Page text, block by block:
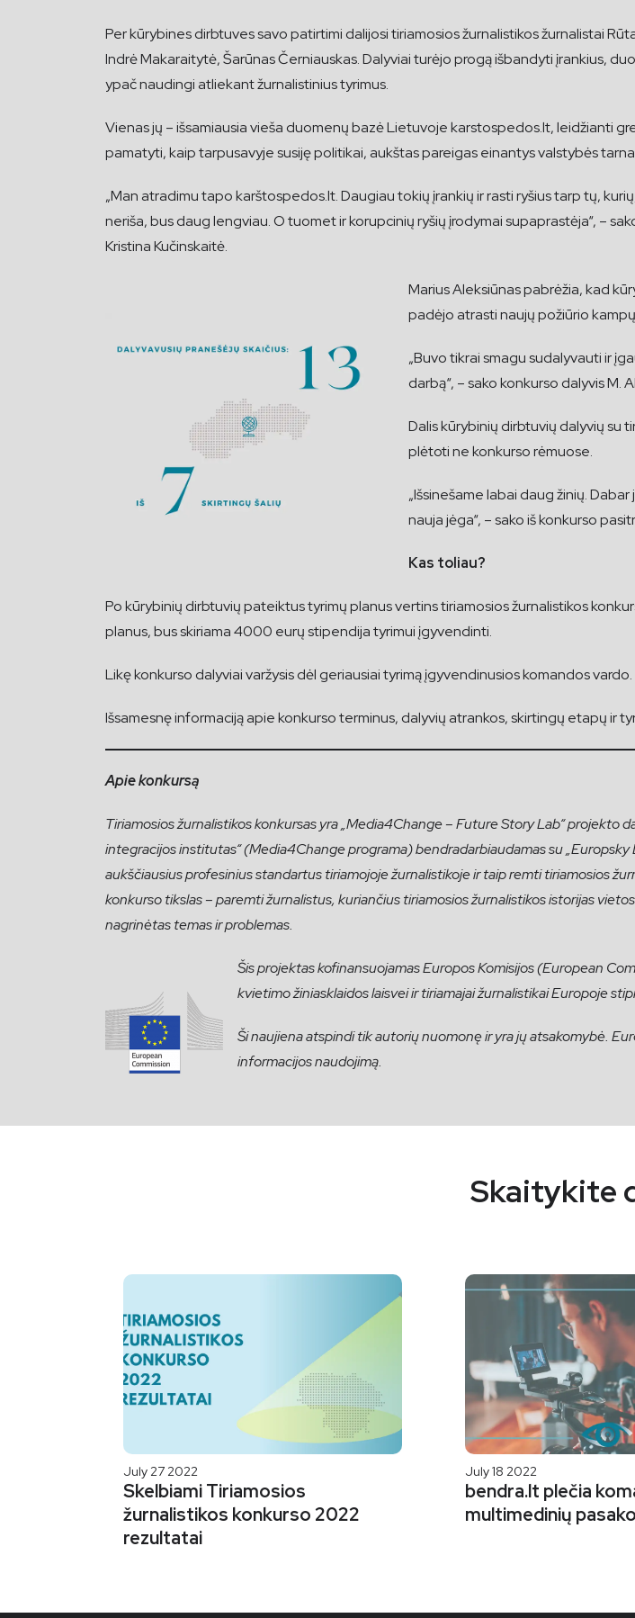
Per kūrybines dirbtuves savo patirtimi dalijosi tiriamosios žurnalistikos žurnalistai
Indrė Makaraitytė, Šarūnas Černiauskas. Dalyviai turėjo progą išbandyti įrankius,
ypač naudingi atliekant žurnalistinius tyrimus.
Vienas jų – išsamiausia vieša duomenų bazė Lietuvoje karstospedos.lt, leidžianti
pamatyti, kaip tarpusavyje susiję politikai, aukštas pareigas einantys valstybės
„Man atradimu tapo karštospedos.lt. Daugiau tokių įrankių ir rasti ryšius tarp tų,
neriša, bus daug lengviau. O tuomet ir korupcinių ryšių įrodymai supaprastėja“, –
Kristina Kučinskaitė.
Marius Aleksiūnas pabrėžia, kad
padėjo atrasti naujų požiūrio
„Buvo tikrai smagu sudalyvauti ir
darbą“, – sako konkurso dalyvis M.
Dalis kūrybinių dirbtuvių dalyvių su
plėtoti ne konkurso rėmuose.
„Išsinešame labai daug žinių.
nauja jėga“, – sako iš konkurso
Kas toliau?
Po kūrybinių dirbtuvių pateiktus tyrimų planus vertins tiriamosios žurnalistikos
planus, bus skiriama 4000 eurų stipendija tyrimui įgyvendinti.
Likę konkurso dalyviai varžysis dėl geriausiai tyrimą įgyvendinusios komandos
Išsamesnę informaciją apie konkurso terminus, dalyvių atrankos, skirtingų etapų ir
Apie konkursą
Tiriamosios žurnalistikos konkursas yra „Media4Change – Future Story Lab“ projekto
integracijos institutas“ (Media4Change programa) bendradarbiaudamas su
aukščiausius profesinius standartus tiriamojoje žurnalistikoje ir taip remti tiriamosios
konkurso tikslas – paremti žurnalistus, kuriančius tiriamosios žurnalistikos istorijas
nagrinėtas temas ir problemas.
Šis projektas kofinansuojamas Europos Komisijos (European
kvietimo žiniasklaidos laisvei ir tiriamajai žurnalistikai Europoje
Ši naujiena atspindi tik autorių nuomonę ir yra jų atsakomybė.
informacijos naudojimą.
Skaitykite
July 27 2022
Skelbiami Tiriamosios
žurnalistikos konkurso 2022
rezultatai
July 18 2022
bendra.lt plečia
multimedinių